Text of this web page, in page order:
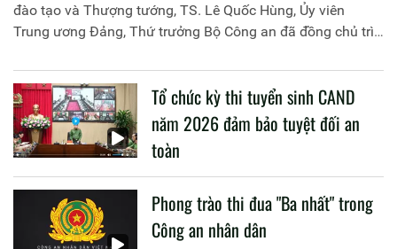
đào tạo và Thượng tướng, TS. Lê Quốc Hùng, Ủy viên
Trung ương Đảng, Thứ trưởng Bộ Công an đã đồng chủ trì
liên quan đến công tác giáo dục và đào tạo của lực lượng
CAND.
Tổ chức kỳ thi tuyển sinh CAND
năm 2026 đảm bảo tuyệt đối an
toàn
Phong trào thi đua "Ba nhất" trong
Công an nhân dân